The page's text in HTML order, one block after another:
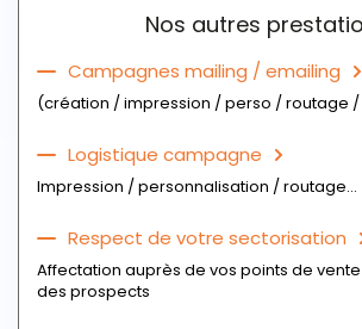
Nos autres
Campagnes mailing / emailing
(création / impression / perso / routage
Logistique campagne
Impression / personnalisation / routage...
Respect de votre sectorisation
Affectation auprès de vos points de
des prospects